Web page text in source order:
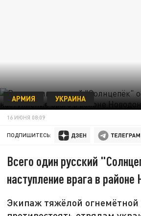
АРМИЯ УКРАИНА
16 ИЮНЯ 08:09
ПОДПИШИТЕСЬ:
Всего один русский
наступление врага в районе
Экипаж тяжёлой